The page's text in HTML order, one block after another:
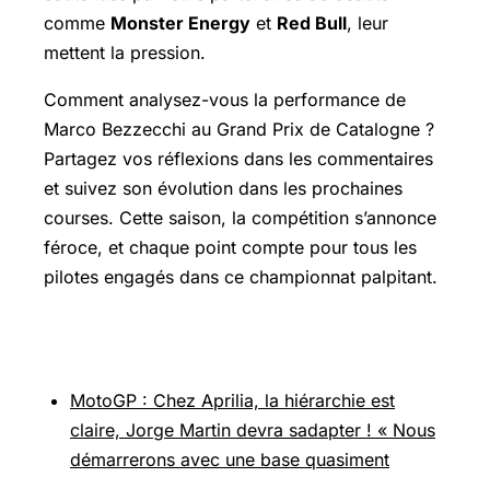
comme Monster Energy et Red Bull, leur
mettent la pression.
Comment analysez-vous la performance de
Marco Bezzecchi au Grand Prix de Catalogne ?
Partagez vos réflexions dans les commentaires
et suivez son évolution dans les prochaines
courses. Cette saison, la compétition s’annonce
féroce, et chaque point compte pour tous les
pilotes engagés dans ce championnat palpitant.
MotoGP : Chez Aprilia, la hiérarchie est
claire, Jorge Martin devra sadapter ! « Nous
démarrerons avec une base quasiment